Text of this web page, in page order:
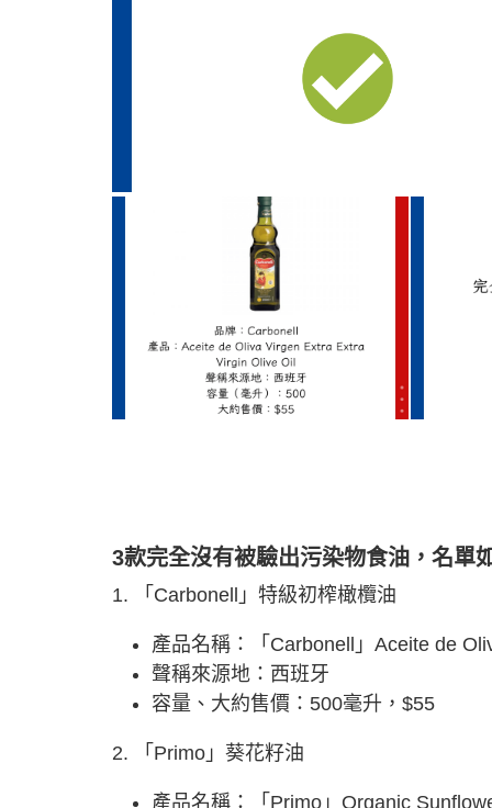
3款完全沒有被驗出污染物食油，名單
1. 「Carbonell」特級初榨橄欖油
產品名稱：「Carbonell」Aceite de
聲稱來源地：西班牙
容量、大約售價：500毫升，$55
2. 「Primo」葵花籽油
產品名稱：「Primo」Organic